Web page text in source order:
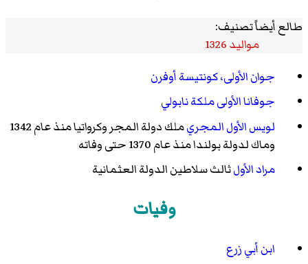
طالع أيضاً تصنيف:
مواليد 1326
جوان الأولى، كونتيسة أوفرن
جوفانا الأولى ملكة نابولي
لويس الأول المجري
ملك دولة المجر وكرواتيا منذ عام 1342
وماك لدولة بولندا منذ عام 1370 حتى وفاته
مراد الأولثالث سلاطين الدولة العثمانية
وفيات
ابن أبي زرع